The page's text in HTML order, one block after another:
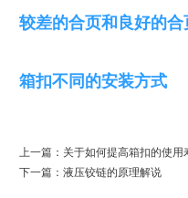
较差的合页和良好的合
箱扣不同的安装方式
上一篇： 关于如何提高箱扣的使用
下一篇： 液压铰链的原理解说